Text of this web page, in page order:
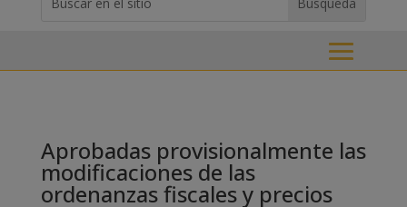
for...
Aprobadas provisionalmente las
modificaciones de las
ordenanzas fiscales y precios